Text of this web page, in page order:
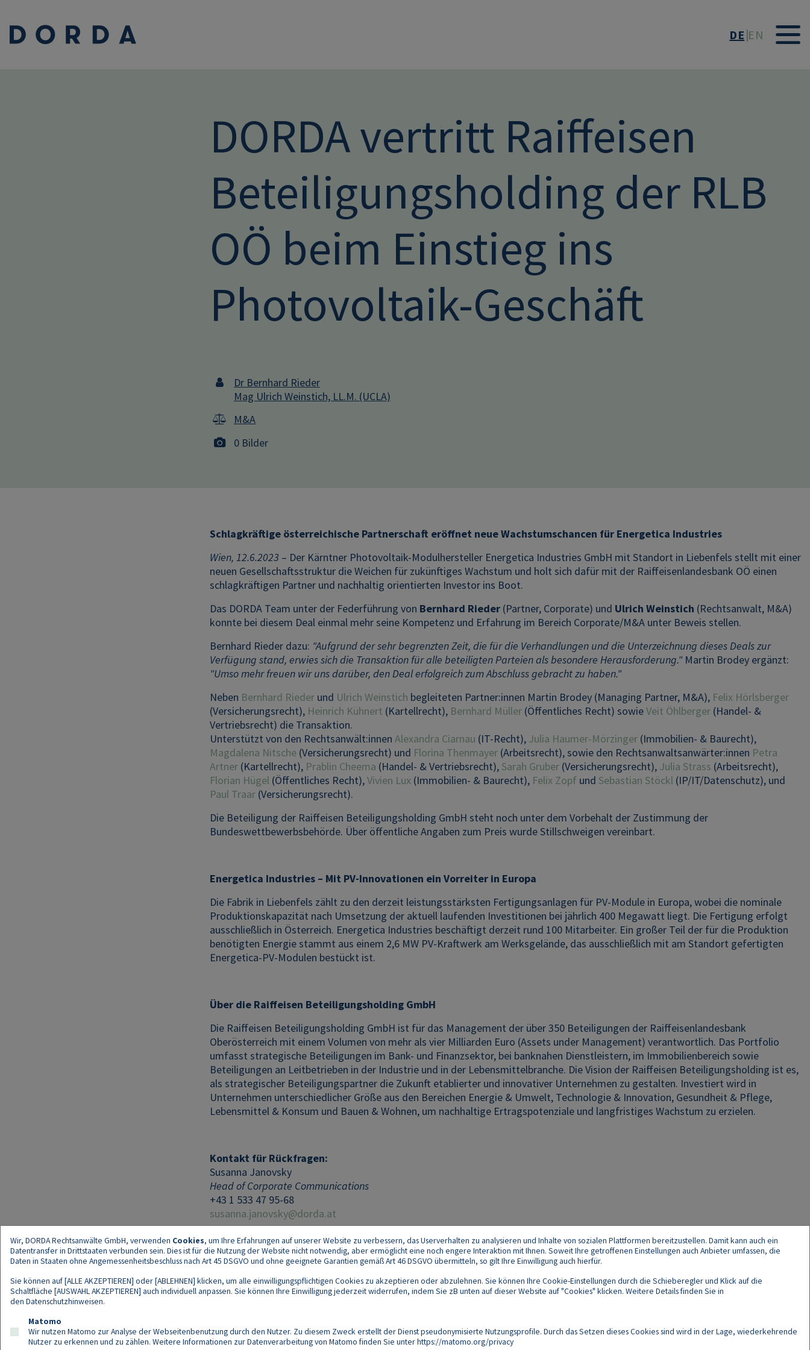
DE EN
DORDA vertritt Raiffeisen
Beteiligungsholding der RLB
OÖ beim Einstieg ins
Photovoltaik-Geschäft
Dr Bernhard Rieder
Mag Ulrich Weinstich, LL.M. (UCLA)
M&A
0 Bilder
Schlagkräftige österreichische Partnerschaft eröffnet neue Wachstumschancen für Energetica Industries
Wien, 12.6.2023 – Der Kärntner Photovoltaik-Modulhersteller Energetica Industries GmbH mit Standort in Liebenfels stellt mit einer
neuen Gesellschaftsstruktur die Weichen für zukünftiges Wachstum und holt sich dafür mit der Raiffeisenlandesbank OÖ einen
schlagkräftigen Partner und nachhaltig orientierten Investor ins Boot.
Das DORDA Team unter der Federführung von Bernhard Rieder (Partner, Corporate) und Ulrich Weinstich (Rechtsanwalt, M&A)
konnte bei diesem Deal einmal mehr seine Kompetenz und Erfahrung im Bereich Corporate/M&A unter Beweis stellen.
Bernhard Rieder dazu: "Aufgrund der sehr begrenzten Zeit, die für die Verhandlungen und die Unterzeichnung dieses Deals zur
Verfügung stand, erwies sich die Transaktion für alle beteiligten Parteien als besondere Herausforderung." Martin Brodey ergänzt:
"Umso mehr freuen wir uns darüber, den Deal erfolgreich zum Abschluss gebracht zu haben."
Neben Bernhard Rieder und Ulrich Weinstich begleiteten Partner:innen Martin Brodey (Managing Partner, M&A), Felix Hörlsberger
(Versicherungsrecht), Heinrich Kühnert (Kartellrecht), Bernhard Müller (Öffentliches Recht) sowieVeit Öhlberger (Handel- &
Vertriebsrecht) die Transaktion.
Unterstützt von den Rechtsanwält:innen Alexandra Ciarnau (IT-Recht), Julia Haumer-Mörzinger (Immobilien- & Baurecht),
Magdalena Nitsche (Versicherungsrecht) und Florina Thenmayer (Arbeitsrecht), sowie den Rechtsanwaltsanwärter:innen Petra
Artner (Kartellrecht), Prablin Cheema (Handel- & Vertriebsrecht), Sarah Gruber (Versicherungsrecht), Julia Strass (Arbeitsrecht),
Florian Hügel (Öffentliches Recht),Vivien Lux (Immobilien- & Baurecht), Felix Zopf und Sebastian Stöckl (IP/IT/Datenschutz), und
Paul Traar (Versicherungsrecht).
Die Beteiligung der Raiffeisen Beteiligungsholding GmbH steht noch unter dem Vorbehalt der Zustimmung der
Bundeswettbewerbsbehörde. Über öffentliche Angaben zum Preis wurde Stillschweigen vereinbart.
Energetica Industries – Mit PV-Innovationen ein Vorreiter in Europa
Die Fabrik in Liebenfels zählt zu den derzeit leistungsstärksten Fertigungsanlagen für PV-Module in Europa, wobei die nominale
Produktionskapazität nach Umsetzung der aktuell laufenden Investitionen bei jährlich 400 Megawatt liegt. Die Fertigung erfolgt
ausschließlich in Österreich. Energetica Industries beschäftigt derzeit rund 100 Mitarbeiter. Ein großer Teil der für die Produktion
benötigten Energie stammt aus einem 2,6 MW PV-Kraftwerk am Werksgelände, das ausschließlich mit am Standort gefertigten
Energetica-PV-Modulen bestückt ist.
Über die Raiffeisen Beteiligungsholding GmbH
Die Raiffeisen Beteiligungsholding GmbH ist für das Management der über 350 Beteiligungen der Raiffeisenlandesbank
Oberösterreich mit einem Volumen von mehr als vier Milliarden Euro (Assets under Management) verantwortlich. Das Portfolio
umfasst strategische Beteiligungen im Bank- und Finanzsektor, bei banknahen Dienstleistern, im Immobilienbereich sowie
Beteiligungen an Leitbetrieben in der Industrie und in der Lebensmittelbranche. Die Vision der Raiffeisen Beteiligungsholding ist es,
als strategischer Beteiligungspartner die Zukunft etablierter und innovativer Unternehmen zu gestalten. Investiert wird in
Unternehmen unterschiedlicher Größe aus den Bereichen Energie & Umwelt, Technologie & Innovation, Gesundheit & Pflege,
Lebensmittel & Konsum und Bauen & Wohnen, um nachhaltige Ertragspotenziale und langfristiges Wachstum zu erzielen.
Kontakt für Rückfragen:
Susanna Janovsky
Head of Corporate Communications
+43 1 533 47 95-68
susanna.janovsky@dorda.at
Footer
Wir, DORDA Rechtsanwälte GmbH, verwenden Cookies, um Ihre Erfahrungen auf unserer Website zu verbessern, das Userverhalten zu analysieren und Inhalte von sozialen Plattformen bereitzustellen. Damit kann auch ein
Datentransfer in Drittstaaten verbunden sein. Dies ist für die Nutzung der Website nicht notwendig, aber ermöglicht eine noch engere Interaktion mit Ihnen. Soweit Ihre getroffenen Einstellungen auch Anbieter umfassen, die
Daten in Staaten ohne Angemessenheitsbeschluss nach Art 45 DSGVO und ohne geeignete Garantien gemäß Art 46 DSGVO übermitteln, so gilt Ihre Einwilligung auch hierfür.
Sie können auf [ALLE AKZEPTIEREN] oder [ABLEHNEN] klicken, um alle einwilligungspflichtigen Cookies zu akzeptieren oder abzulehnen. Sie können Ihre Cookie-Einstellungen durch die Schieberegler und Klick auf die
Schaltfläche [AUSWAHL AKZEPTIEREN] auch individuell anpassen. Sie können Ihre Einwilligung jederzeit widerrufen, indem Sie zB unten auf dieser Website auf "Cookies" klicken. Weitere Details finden Sie in
den Datenschutzhinweisen.
Matomo
Wir nutzen Matomo zur Analyse der Webseitenbenutzung durch den Nutzer. Zu diesem Zweck erstellt der Dienst pseudonymisierte Nutzungsprofile. Durch das Setzen dieses Cookies sind wird in der Lage, wiederkehrende
Nutzer zu erkennen und zu zählen. Weitere Informationen zur Datenverarbeitung von Matomo finden Sie unterhttps://matomo.org/privacy
Follow us on: